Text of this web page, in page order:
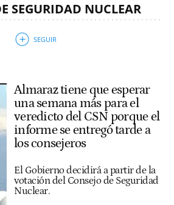
SEGURIDAD NUCLEAR
Almaraz tiene que esperar
una semana más para el
veredicto del CSN porque el
informe se entregó tarde a
los consejeros
El Gobierno decidirá a partir de la
votación del Consejo de Seguridad
Nuclear.